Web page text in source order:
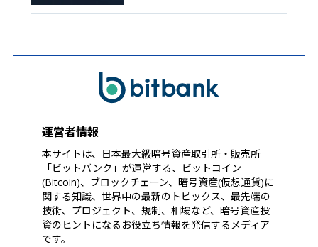
運営者情報
本サイトは、日本最大級暗号資産取引所・販売所
「ビットバンク」が運営する、ビットコイン
(Bitcoin)、ブロックチェーン、暗号資産(仮想通貨)に
関する知識、世界中の最新のトピックス、最先端の
技術、プロジェクト、規制、相場など、暗号資産投
資のヒントになるお役立ち情報を発信するメディア
です。